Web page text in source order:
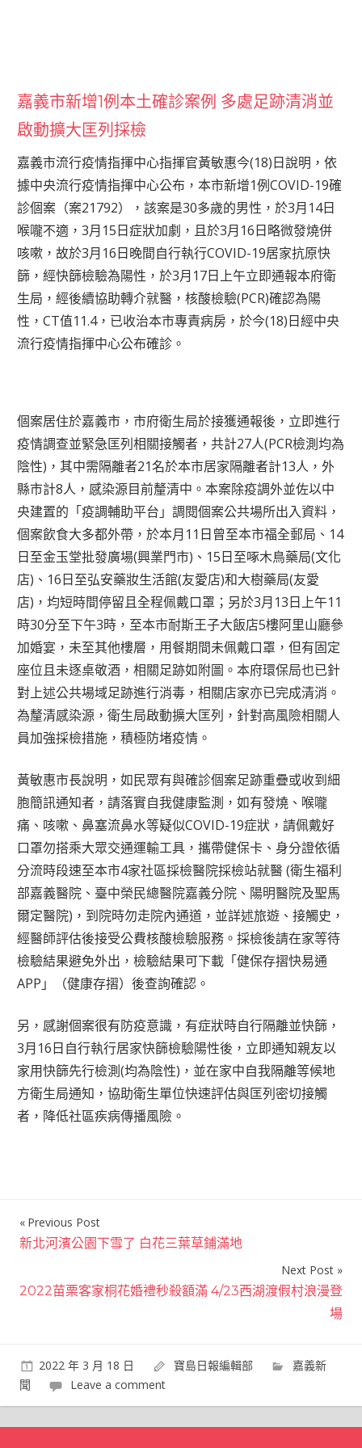
嘉義市新增1例本土確診案例 多處足跡清消並
啟動擴大匡列採檢
嘉義市流行疫情指揮中心指揮官黃敏惠今(18)日說明，依
據中央流行疫情指揮中心公布，本市新增1例COVID-19確
診個案（案21792），該案是30多歲的男性，於3月14日
喉嚨不適，3月15日症狀加劇，且於3月16日略微發燒併
咳嗽，故於3月16日晚間自行執行COVID-19居家抗原快
篩，經快篩檢驗為陽性，於3月17日上午立即通報本府衛
生局，經後續協助轉介就醫，核酸檢驗(PCR)確認為陽
性，CT值11.4，已收治本市專責病房，於今(18)日經中央
流行疫情指揮中心公布確診。
個案居住於嘉義市，市府衛生局於接獲通報後，立即進行
疫情調查並緊急匡列相關接觸者，共計27人(PCR檢測均為
陰性)，其中需隔離者21名於本市居家隔離者計13人，外
縣市計8人，感染源目前釐清中。本案除疫調外並佐以中
央建置的「疫調輔助平台」調閱個案公共場所出入資料，
個案飲食大多都外帶，於本月11日曾至本市福全郵局、14
日至金玉堂批發廣場(興業門市)、15日至啄木鳥藥局(文化
店)、16日至弘安藥妝生活館(友愛店)和大樹藥局(友愛
店)，均短時間停留且全程佩戴口罩；另於3月13日上午11
時30分至下午3時，至本市耐斯王子大飯店5樓阿里山廳參
加婚宴，未至其他樓層，用餐期間未佩戴口罩，但有固定
座位且未逐桌敬酒，相關足跡如附圖。本府環保局也已針
對上述公共場域足跡進行消毒，相關店家亦已完成清消。
為釐清感染源，衛生局啟動擴大匡列，針對高風險相關人
員加強採檢措施，積極防堵疫情。
黃敏惠市長說明，如民眾有與確診個案足跡重疊或收到細
胞簡訊通知者，請落實自我健康監測，如有發燒、喉嚨
痛、咳嗽、鼻塞流鼻水等疑似COVID-19症狀，請佩戴好
口罩勿搭乘大眾交通運輸工具，攜帶健保卡、身分證依循
分流時段速至本市4家社區採檢醫院採檢站就醫 (衛生福利
部嘉義醫院、臺中榮民總醫院嘉義分院、陽明醫院及聖馬
爾定醫院)，到院時勿走院內通道，並詳述旅遊、接觸史，
經醫師評估後接受公費核酸檢驗服務。採檢後請在家等待
檢驗結果避免外出，檢驗結果可下載「健保存摺快易通
APP」（健康存摺）後查詢確認。
另，感謝個案很有防疫意識，有症狀時自行隔離並快篩，
3月16日自行執行居家快篩檢驗陽性後，立即通知親友以
家用快篩先行檢測(均為陰性)，並在家中自我隔離等候地
方衛生局通知，協助衛生單位快速評估與匡列密切接觸
者，降低社區疾病傳播風險。
文
章
導
Previous Post
新北河濱公園下雪了 白花三葉草鋪滿地
Next Post
2022苗栗客家桐花婚禮秒殺額滿 4/23西湖渡假村浪漫登
場
2022 年 3 月 18 日 寶島日報編輯部
嘉義新
聞
Leave a comment